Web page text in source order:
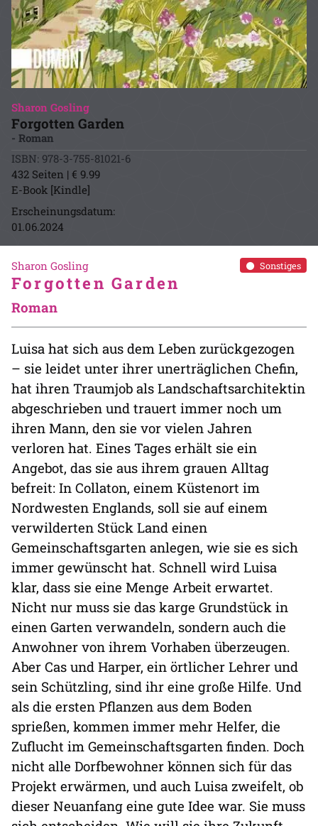
Sharon Gosling
Forgotten Garden
- Roman
ISBN: 978-3-755-81021-6
432 Seiten | € 9.99
E-Book [Kindle]
Erscheinungsdatum:
01.06.2024
Sonstiges
Sharon Gosling
Forgotten Garden
Roman
Luisa hat sich aus dem Leben zurückgezogen
– sie leidet unter ihrer unerträglichen Chefin,
hat ihren Traumjob als Landschaftsarchitektin
abgeschrieben und trauert immer noch um
ihren Mann, den sie vor vielen Jahren
verloren hat. Eines Tages erhält sie ein
Angebot, das sie aus ihrem grauen Alltag
befreit: In Collaton, einem Küstenort im
Nordwesten Englands, soll sie auf einem
verwilderten Stück Land einen
Gemeinschaftsgarten anlegen, wie sie es sich
immer gewünscht hat. Schnell wird Luisa
klar, dass sie eine Menge Arbeit erwartet.
Nicht nur muss sie das karge Grundstück in
einen Garten verwandeln, sondern auch die
Anwohner von ihrem Vorhaben überzeugen.
Aber Cas und Harper, ein örtlicher Lehrer und
sein Schützling, sind ihr eine große Hilfe. Und
als die ersten Pflanzen aus dem Boden
sprießen, kommen immer mehr Helfer, die
Zuflucht im Gemeinschaftsgarten finden. Doch
nicht alle Dorfbewohner können sich für das
Projekt erwärmen, und auch Luisa zweifelt, ob
dieser Neuanfang eine gute Idee war. Sie muss